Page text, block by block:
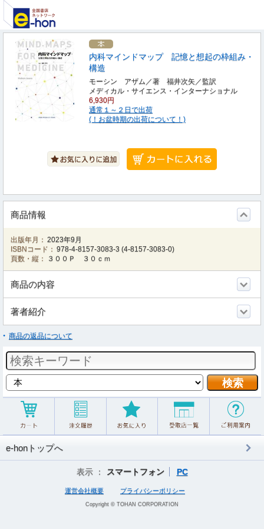
内科マインドマップ 記憶と想起の枠組み・
構造
モーシン アザム／著 福井次矢／監訳
メディカル・サイエンス・インターナショナル
6,930円
通常１～２日で出荷
(！お盆時期の出荷について！)
商品情報
出版年月： 2023年9月
ISBNコード： 978-4-8157-3083-3 (4-8157-3083-0)
頁数・縦：
３００Ｐ ３０ｃｍ
商品の内容
著者紹介
商品の返品について
e-honトップへ
表示 ： スマートフォン PC
運営会社概要 プライバシーポリシー
Copyright © TOHAN CORPORATION